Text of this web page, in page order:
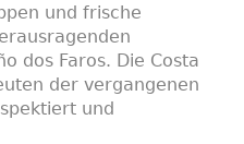
und frische
dos Faros. Die Costa
der vergangenen
und